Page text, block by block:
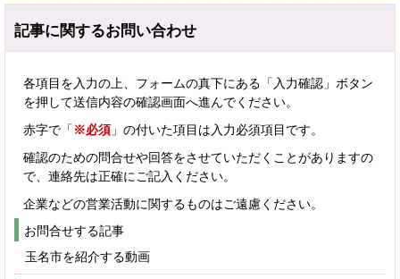
記事に関するお問い合わせ
各項目を入力の上、フォームの真下にある「入力確認」ボタン
を押して送信内容の確認画面へ進んでください。
赤字で「 ※必須 」の付いた項目は入力必須項目です。
確認のための問合せや回答をさせていただくことがありますの
で、連絡先は正確にご記入ください。
企業などの営業活動に関するものはご遠慮ください。
お問合せする記事
玉名市を紹介する動画